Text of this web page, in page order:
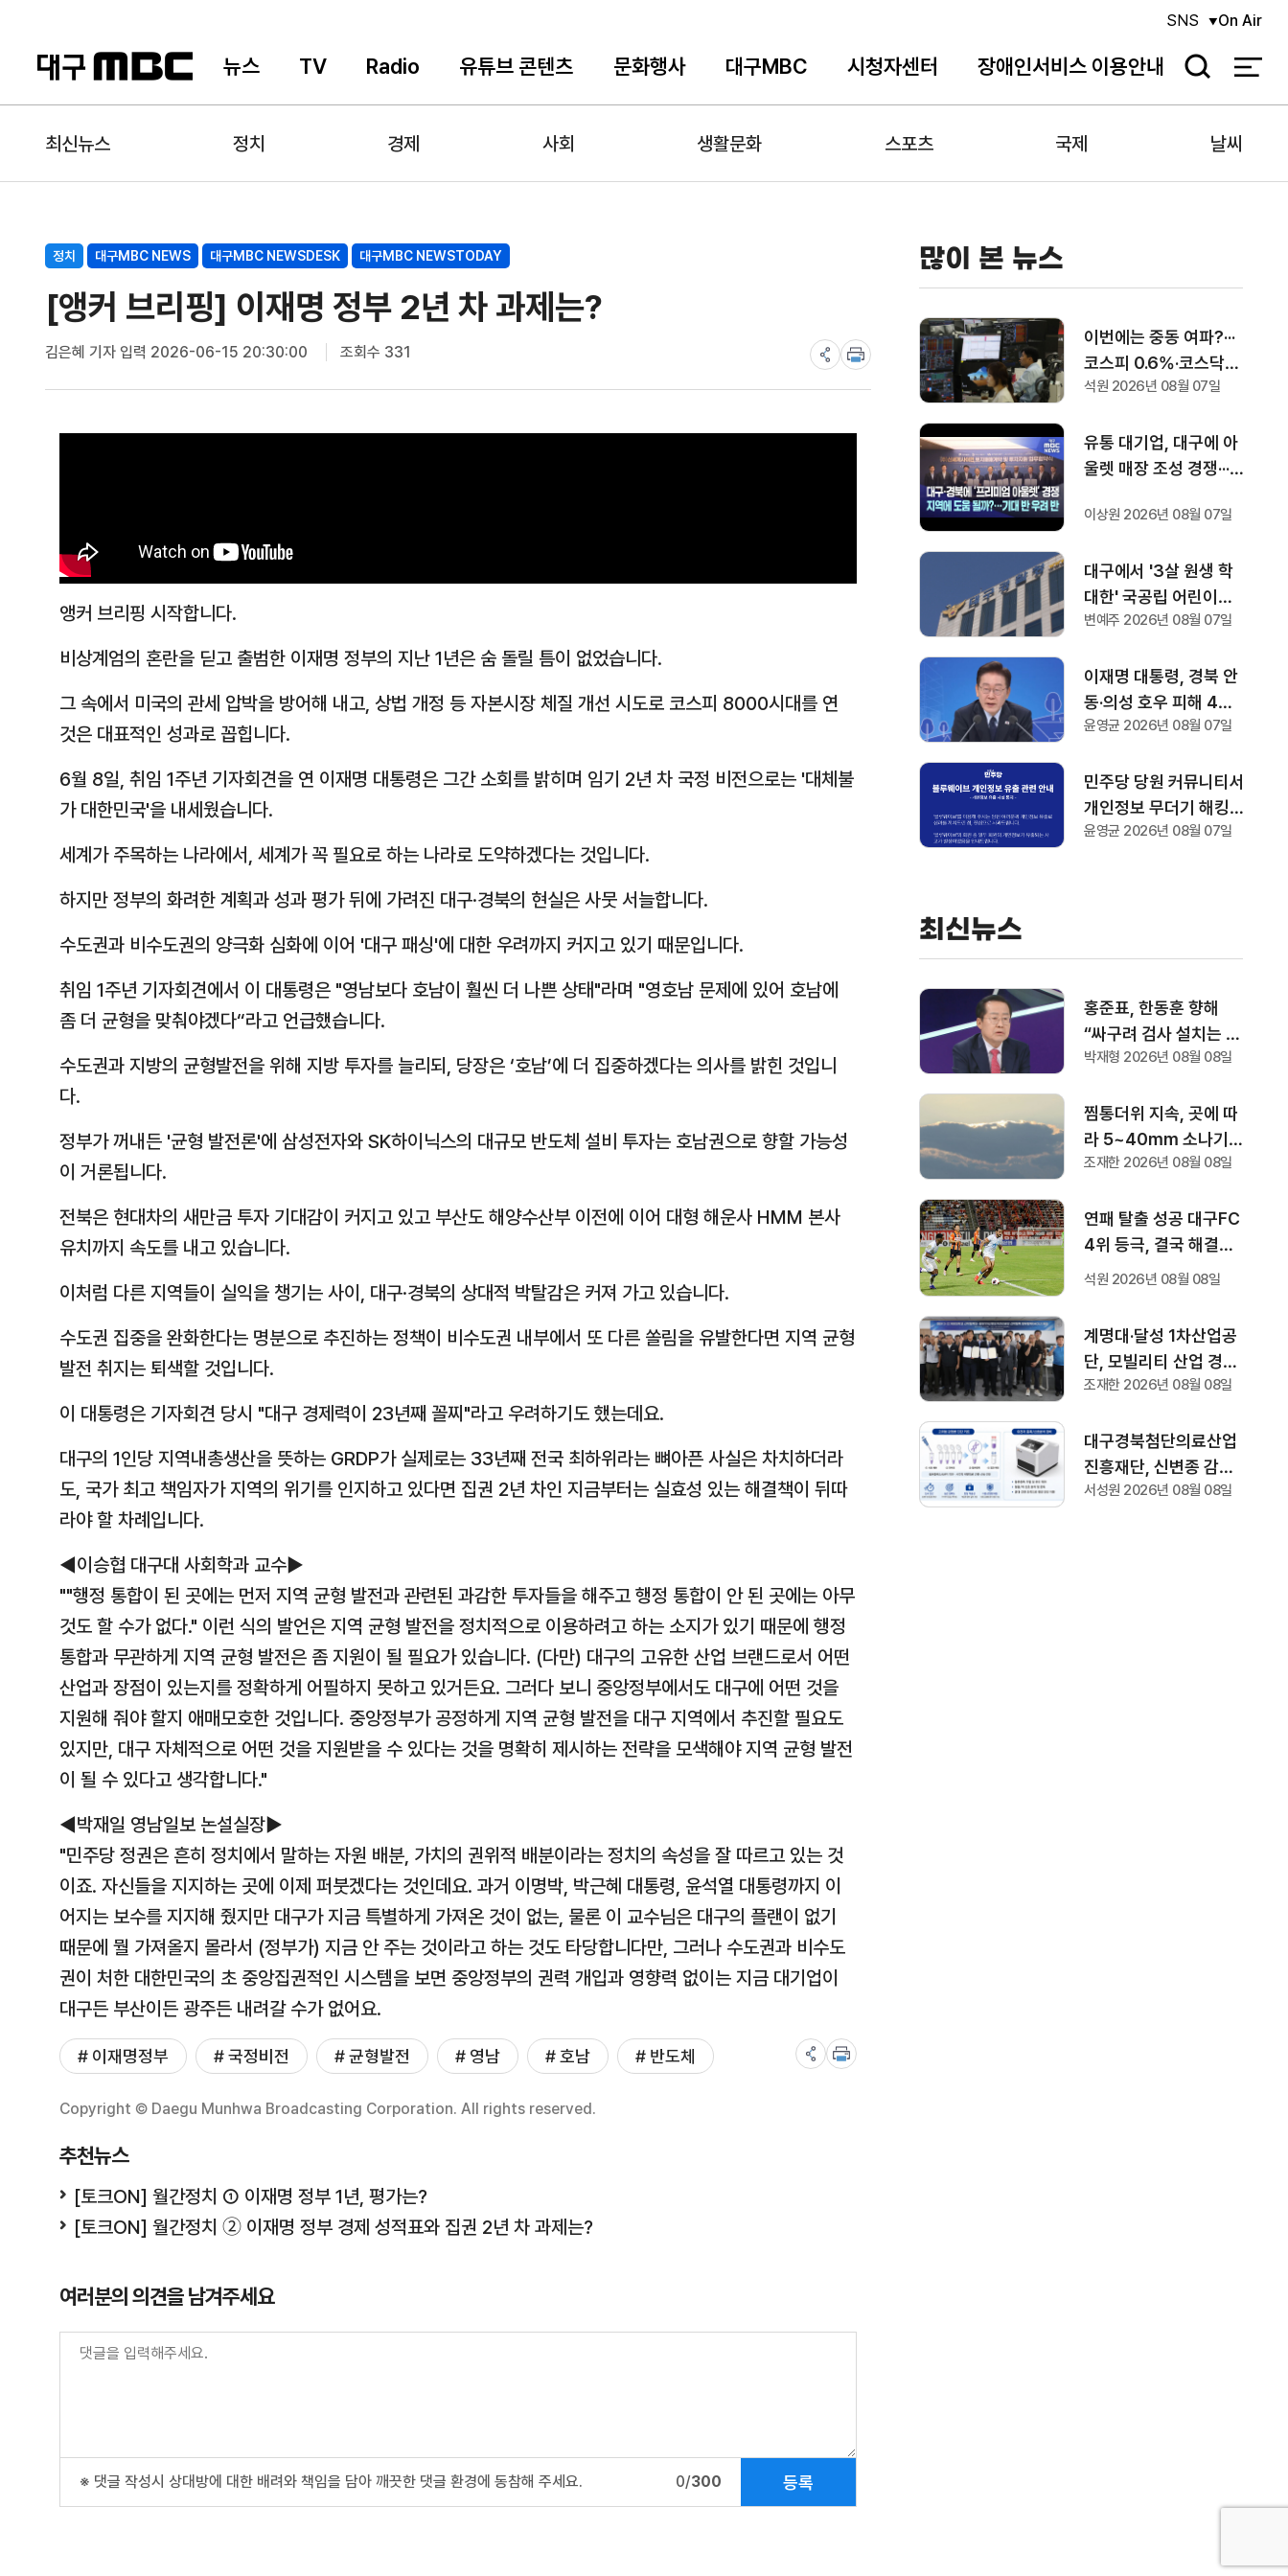
뉴스 TV Radio 유튜브 콘텐츠 문화행사 대구MBC 시청자센터 장애인서비스 이용안내
SNS On Air
검
최신뉴스 정치 경제 사회 생활문화 스포츠 국제 날씨
정치 대구MBC NEWS 대구MBC NEWSDESK 대구MBC NEWSTODAY
[앵커 브리핑] 이재명 정부 2년 차 과제는?
김은혜 기자입력 2026-06-15 20:30:00 조회수 331
앵커 브리핑 시작합니다.
비상계엄의 혼란을 딛고 출범한 이재명 정부의 지난 1년은 숨 돌릴 틈이 없었습니다.
그 속에서 미국의 관세 압박을 방어해 내고, 상법 개정 등 자본시장 체질 개선 시도로 코스피 8000시대를 연
것은 대표적인 성과로 꼽힙니다.
6월 8일, 취임 1주년 기자회견을 연 이재명 대통령은 그간 소회를 밝히며 임기 2년 차 국정 비전으로는 '대체불
가 대한민국'을 내세웠습니다.
세계가 주목하는 나라에서, 세계가 꼭 필요로 하는 나라로 도약하겠다는 것입니다.
하지만 정부의 화려한 계획과 성과 평가 뒤에 가려진 대구·경북의 현실은 사뭇 서늘합니다.
수도권과 비수도권의 양극화 심화에 이어 '대구 패싱'에 대한 우려까지 커지고 있기 때문입니다.
취임 1주년 기자회견에서 이 대통령은 "영남보다 호남이 훨씬 더 나쁜 상태"라며 "영호남 문제에 있어 호남에
좀 더 균형을 맞춰야겠다“라고 언급했습니다.
수도권과 지방의 균형발전을 위해 지방 투자를 늘리되, 당장은 ‘호남’에 더 집중하겠다는 의사를 밝힌 것입니
다.
정부가 꺼내든 '균형 발전론'에 삼성전자와 SK하이닉스의 대규모 반도체 설비 투자는 호남권으로 향할 가능성
이 거론됩니다.
전북은 현대차의 새만금 투자 기대감이 커지고 있고 부산도 해양수산부 이전에 이어 대형 해운사 HMM 본사
유치까지 속도를 내고 있습니다.
이처럼 다른 지역들이 실익을 챙기는 사이, 대구·경북의 상대적 박탈감은 커져 가고 있습니다.
수도권 집중을 완화한다는 명분으로 추진하는 정책이 비수도권 내부에서 또 다른 쏠림을 유발한다면 지역 균형
발전 취지는 퇴색할 것입니다.
이 대통령은 기자회견 당시 "대구 경제력이 23년째 꼴찌"라고 우려하기도 했는데요.
대구의 1인당 지역내총생산을 뜻하는 GRDP가 실제로는 33년째 전국 최하위라는 뼈아픈 사실은 차치하더라
도, 국가 최고 책임자가 지역의 위기를 인지하고 있다면 집권 2년 차인 지금부터는 실효성 있는 해결책이 뒤따
라야 할 차례입니다.
◀이승협 대구대 사회학과 교수▶
""행정 통합이 된 곳에는 먼저 지역 균형 발전과 관련된 과감한 투자들을 해주고 행정 통합이 안 된 곳에는 아무
것도 할 수가 없다." 이런 식의 발언은 지역 균형 발전을 정치적으로 이용하려고 하는 소지가 있기 때문에 행정
통합과 무관하게 지역 균형 발전은 좀 지원이 될 필요가 있습니다. (다만) 대구의 고유한 산업 브랜드로서 어떤
산업과 장점이 있는지를 정확하게 어필하지 못하고 있거든요. 그러다 보니 중앙정부에서도 대구에 어떤 것을
지원해 줘야 할지 애매모호한 것입니다. 중앙정부가 공정하게 지역 균형 발전을 대구 지역에서 추진할 필요도
있지만, 대구 자체적으로 어떤 것을 지원받을 수 있다는 것을 명확히 제시하는 전략을 모색해야 지역 균형 발전
이 될 수 있다고 생각합니다."
◀박재일 영남일보 논설실장▶
"민주당 정권은 흔히 정치에서 말하는 자원 배분, 가치의 권위적 배분이라는 정치의 속성을 잘 따르고 있는 것
이죠. 자신들을 지지하는 곳에 이제 퍼붓겠다는 것인데요. 과거 이명박, 박근혜 대통령, 윤석열 대통령까지 이
어지는 보수를 지지해 줬지만 대구가 지금 특별하게 가져온 것이 없는, 물론 이 교수님은 대구의 플랜이 없기
때문에 뭘 가져올지 몰라서 (정부가) 지금 안 주는 것이라고 하는 것도 타당합니다만, 그러나 수도권과 비수도
권이 처한 대한민국의 초 중앙집권적인 시스템을 보면 중앙정부의 권력 개입과 영향력 없이는 지금 대기업이
대구든 부산이든 광주든 내려갈 수가 없어요.
# 이재명정부 # 국정비전 # 균형발전 # 영남 # 호남 # 반도체
Copyright © Daegu Munhwa Broadcasting Corporation. All rights reserved.
추천뉴스
[토크ON] 월간정치 ① 이재명 정부 1년, 평가는?
[토크ON] 월간정치 ➁ 이재명 정부 경제 성적표와 집권 2년 차 과제는?
여러분의 의견을 남겨주세요
※ 댓글 작성시 상대방에 대한 배려와 책임을 담아 깨끗한 댓글 환경에 동참해 주세요. 0/300 등록
많이 본 뉴스
이번에는 중동 여파?···
코스피 0.6%·코스닥
0.36% 하락으로 장 마
석원 2026년 08월 07일
유통 대기업, 대구에 아
울렛 매장 조성 경쟁···기
이상원 2026년 08월 07일
대구에서 '3살 원생 학
대한' 국공립 어린이집
교사 2명, 검찰 송치
변예주 2026년 08월 07일
이재명 대통령, 경북 안
동·의성 호우 피해 4개
면 특별재난지역 선포···
윤영균 2026년 08월 07일
민주당 당원 커뮤니티서
개인정보 무더기 해킹
···"전당대회 온라인 투
윤영균 2026년 08월 07일
최신뉴스
홍준표, 한동훈 향해
“싸구려 검사 설치는 세
상 되어선 안돼” "검찰
한 원흉"
박재형 2026년 08월 08일
찜통더위 지속, 곳에 따
라 5~40mm 소나기
예상
조재한 2026년 08월 08일
연패 탈출 성공 대구FC
4위 등극, 결국 해결사
는 세징야
석원 2026년 08월 08일
계명대·달성 1차산업공
단, 모빌리티 산업 경쟁
력 강화 협약 체결
조재한 2026년 08월 08일
대구경북첨단의료산업
진흥재단, 신변종 감염
병 신속 진단 기술 이전
서성원 2026년 08월 08일